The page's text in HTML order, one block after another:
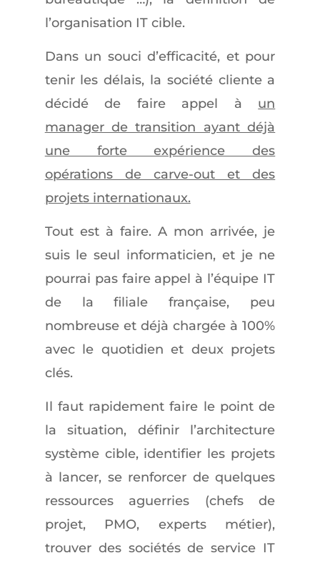
l’organisation IT cible.
Dans un souci d’efficacité, et pour
tenir les délais, la société cliente a
décidé de faire appel à un
manager de transition ayant déjà
une forte expérience des
opérations de carve-out et des
projets internationaux.
Tout est à faire. A mon arrivée, je
suis le seul informaticien, et je ne
pourrai pas faire appel à l’équipe IT
de la filiale française, peu
nombreuse et déjà chargée à 100%
avec le quotidien et deux projets
clés.
Il faut rapidement faire le point de
la situation, définir l’architecture
système cible, identifier les projets
à lancer, se renforcer de quelques
ressources aguerries (chefs de
projet, PMO, experts métier),
trouver des sociétés de service IT